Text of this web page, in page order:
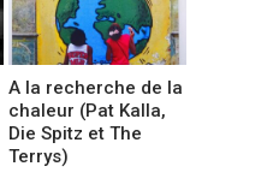
A la recherche de la
chaleur (Pat Kalla,
Die Spitz et The
Terrys)